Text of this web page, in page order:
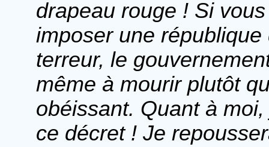
drapeau rouge ! Si
imposer une
terreur, le
même à mourir plutôt
obéissant. Quant à
ce décret ! Je